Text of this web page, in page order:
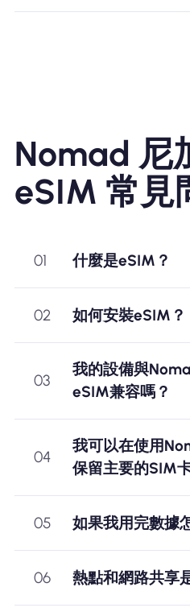
Nomad 尼
eSIM 常見
01 什麼是eSIM？
02 如何安裝eSIM？
03
我的設備與
eSIM兼容嗎？
04
我可以在使用
保留主要的SIM
05 如果我用完數據
06 熱點和網路共享